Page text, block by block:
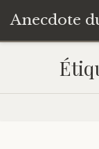
Anecdote
contenu
Livres de